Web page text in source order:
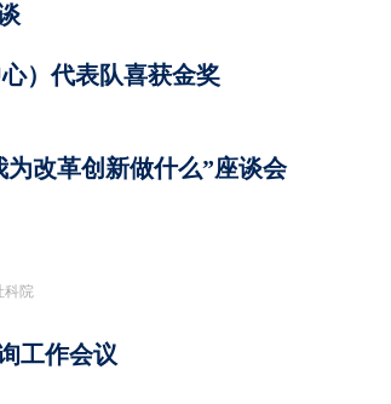
）代表队喜获金奖
改革创新做什么”座谈会
科院
工作会议